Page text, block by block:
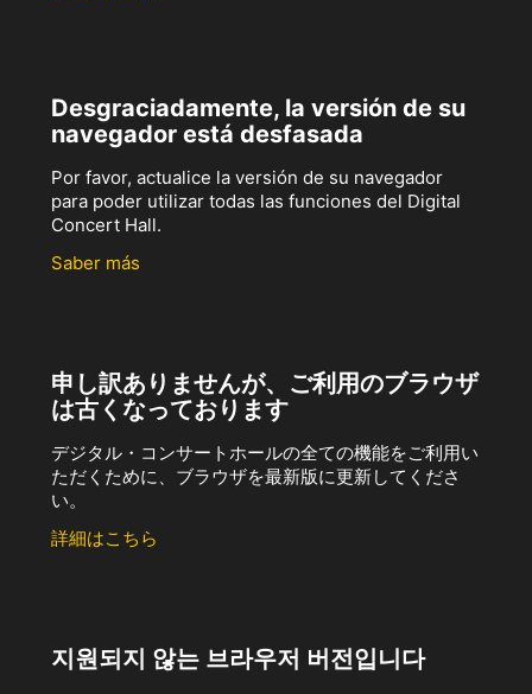
Desgraciadamente, la versión de su
navegador está desfasada
Por favor, actualice la versión de su navegador
para poder utilizar todas las funciones del Digital
Concert Hall.
Saber más
申し訳ありませんが、ご利用のブラウザ
は古くなっております
デジタル・コンサートホールの全ての機能をご利用い
ただくために、ブラウザを最新版に更新してくださ
い。
詳細はこちら
지원되지 않는 브라우저 버전입니다